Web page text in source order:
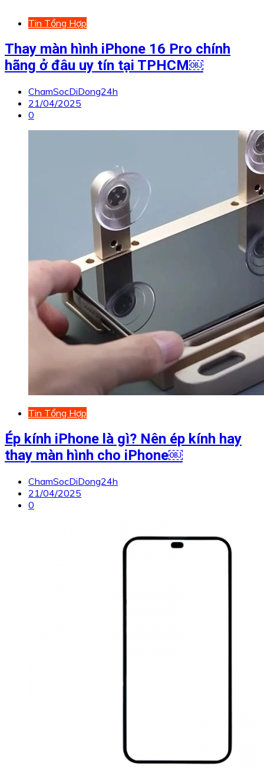
Tin Tổng Hợp
Thay màn hình iPhone 16 Pro chính
hãng ở đâu uy tín tại TPHCM￼
ChamSocDiDong24h
21/04/2025
0
Tin Tổng Hợp
Ép kính iPhone là gì? Nên ép kính hay
thay màn hình cho iPhone￼
ChamSocDiDong24h
21/04/2025
0